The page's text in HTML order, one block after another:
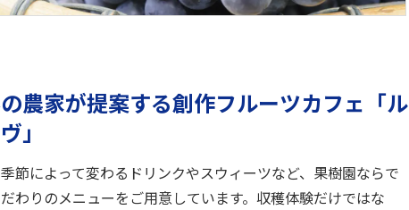
農家が提案する創作フルーツカフェ「ル
」
節によって変わるドリンクやスウィーツなど、果樹園ならで
わりのメニューをご用意しています。収穫体験だけではな